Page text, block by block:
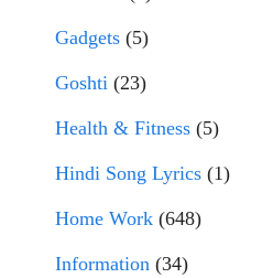
Gadgets (5)
Goshti (23)
Health & Fitness (5)
Hindi Song Lyrics (1)
Home Work (648)
Information (34)